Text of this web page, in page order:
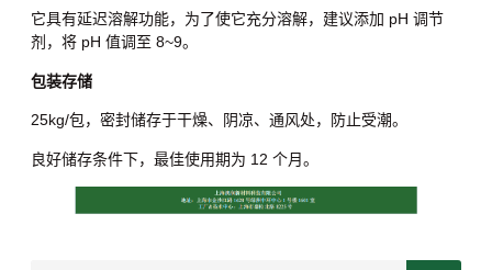
它具有延迟溶解功能，为了使它充分溶解，建议添加 pH 调节
剂，将 pH 值调至 8~9。
包装存储
25kg/包，密封储存于干燥、阴凉、通风处，防止受潮。
良好储存条件下，最佳使用期为 12 个月。